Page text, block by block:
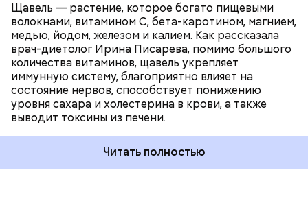
Щавель — растение, которое богато пищевыми
волокнами, витамином С, бета-каротином, магнием,
медью, йодом, железом и калием. Как рассказала
врач-диетолог Ирина Писарева, помимо большого
количества витаминов, щавель укрепляет
иммунную систему, благоприятно влияет на
состояние нервов, способствует понижению
уровня сахара и холестерина в крови, а также
выводит токсины из печени.
Читать полностью